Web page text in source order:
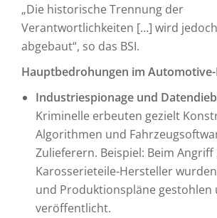
„Die historische Trennung der
Verantwortlichkeiten […] wird
abgebaut“, so das BSI.
Hauptbedrohungen im
Industriespionage und
Kriminelle erbeuten gezielt
Algorithmen und
Zulieferern. Beispiel: Beim Angriff
Karosserieteile-Hersteller
und Produktionspläne gestohlen
veröffentlicht.